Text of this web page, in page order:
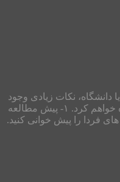
نکات زیادی وجود
داره که در ادامه به بعضی از آنها اشاره خواهم کرد. ۱- پیش مطالعه
فردا را پیش خوانی کنید.